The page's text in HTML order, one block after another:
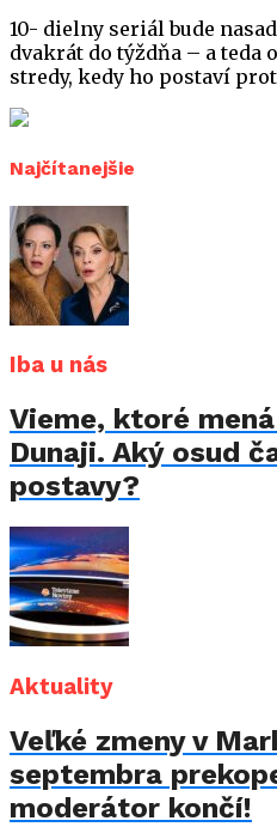
10- dielny seriál bude
dvakrát do týždňa – a teda
stredy, kedy ho postaví
Najčítanejšie
Iba u nás
Vieme, ktoré
Dunaji. Aký osud
postavy?
Aktuality
Veľké zmeny v
septembra
moderátor končí!